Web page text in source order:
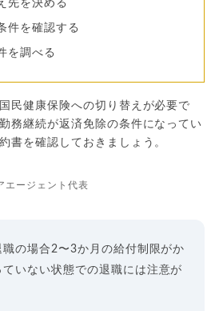
先を決める
件を確認する
を調べる
民健康保険への切り替えが必要で
務継続が返済免除の条件になってい
書を確認しておきましょう。
エージェント代表
の場合2〜3か月の給付制限がか
いない状態での退職には注意が